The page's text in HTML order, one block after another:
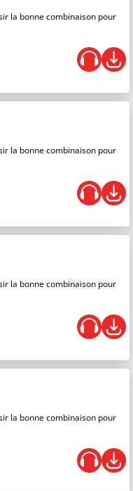
la bonne combinaison pour
la bonne combinaison pour
la bonne combinaison pour
la bonne combinaison pour